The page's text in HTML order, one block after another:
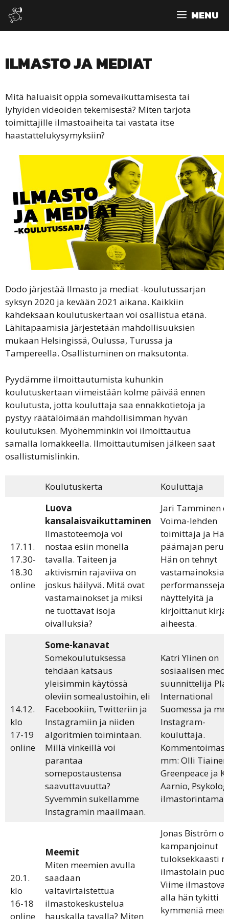
Siirry
sisältöön
MENU
ILMASTO JA MEDIAT
Mitä haluaisit oppia somevaikuttamisesta tai
lyhyiden videoiden tekemisestä? Miten tarjota
toimittajille ilmastoaiheita tai vastata itse
haastattelukysymyksiin?
Dodo järjestää Ilmasto ja mediat -koulutussarjan
syksyn 2020 ja kevään 2021 aikana. Kaikkiin
kahdeksaan koulutuskertaan voi osallistua etänä.
Lähitapaamisia järjestetään mahdollisuuksien
mukaan Helsingissä, Oulussa, Turussa ja
Tampereella. Osallistuminen on maksutonta.
Pyydämme ilmoittautumista kuhunkin
koulutuskertaan viimeistään kolme päivää ennen
koulutusta, jotta kouluttaja saa ennakkotietoja ja
pystyy räätälöimään mahdollisimman hyvän
koulutuksen. Myöhemminkin voi ilmoittautua
samalla lomakkeella. Ilmoittautumisen jälkeen saat
osallistumislinkin.
Koulutuskerta Kouluttaja
17.11.
17.30-
18.30
online
Luova
kansalaisvaikuttaminen
Ilmastoteemoja voi
nostaa esiin monella
tavalla. Taiteen ja
aktivismin rajaviiva on
joskus häilyvä. Mitä ovat
vastamainokset ja miksi
ne tuottavat isoja
oivalluksia?
Jari Tamminen
Voima-lehden
toimittaja ja
päämajan
Hän on tehnyt
vastamainoksia,
performansseja,
näyttelyitä ja
kirjoittanut
aiheesta.
14.12.
klo
17-19
online
Some-kanavat
Somekoulutuksessa
tehdään katsaus
yleisimmin käytössä
oleviin somealustoihin, eli
Facebookiin, Twitteriin ja
Instagramiin ja niiden
algoritmien toimintaan.
Millä vinkeillä voi
parantaa
somepostaustensa
saavuttavuutta?
Syvemmin sukellamme
Instagramin maailmaan.
Katri Ylinen on
sosiaalisen
suunnittelija
International
Suomessa ja
Instagram-
kouluttaja.
mm: Olli Tiainen
Greenpeace ja
Aarnio,
ilmastorintama.
20.1.
klo
16-18
online
Meemit
Miten meemien avulla
saadaan
valtavirtaistettua
ilmastokeskustelua
hauskalla tavalla? Miten
Jonas Biström on
kampanjoinut
tuloksekkaasti
ilmastolain
Viime
alla hän tykitti
kymmeniä